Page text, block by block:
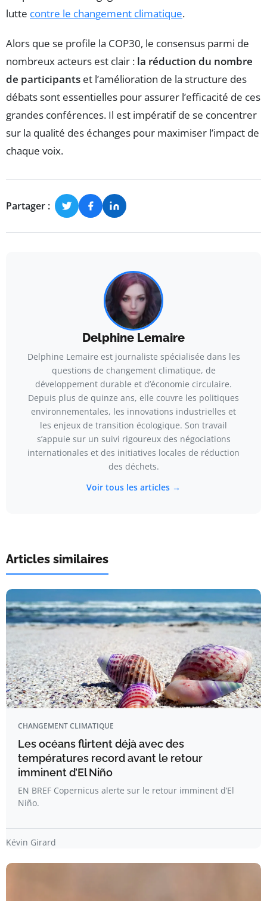
lutte contre le changement climatique.
Alors que se profile la COP30, le consensus parmi de
nombreux acteurs est clair : la réduction du nombre
de participants et l’amélioration de la structure des
débats sont essentielles pour assurer l’efficacité de ces
grandes conférences. Il est impératif de se concentrer
sur la qualité des échanges pour maximiser l’impact de
chaque voix.
Partager :
Delphine Lemaire
Delphine Lemaire est journaliste spécialisée dans les
questions de changement climatique, de
développement durable et d’économie circulaire.
Depuis plus de quinze ans, elle couvre les politiques
environnementales, les innovations industrielles et
les enjeux de transition écologique. Son travail
s’appuie sur un suivi rigoureux des négociations
internationales et des initiatives locales de réduction
des déchets.
Voir tous les articles →
Articles similaires
CHANGEMENT CLIMATIQUE
Les océans flirtent déjà avec des
températures record avant le retour
imminent d’El Niño
EN BREF Copernicus alerte sur le retour imminent d’El
Niño.
Kévin Girard